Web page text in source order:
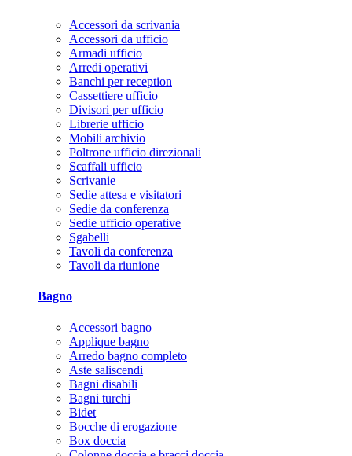
Accessori da scrivania
Accessori da ufficio
Armadi ufficio
Arredi operativi
Banchi per reception
Cassettiere ufficio
Divisori per ufficio
Librerie ufficio
Mobili archivio
Poltrone ufficio direzionali
Scaffali ufficio
Scrivanie
Sedie attesa e visitatori
Sedie da conferenza
Sedie ufficio operative
Sgabelli
Tavoli da conferenza
Tavoli da riunione
Bagno
Accessori bagno
Applique bagno
Arredo bagno completo
Aste saliscendi
Bagni disabili
Bagni turchi
Bidet
Bocche di erogazione
Box doccia